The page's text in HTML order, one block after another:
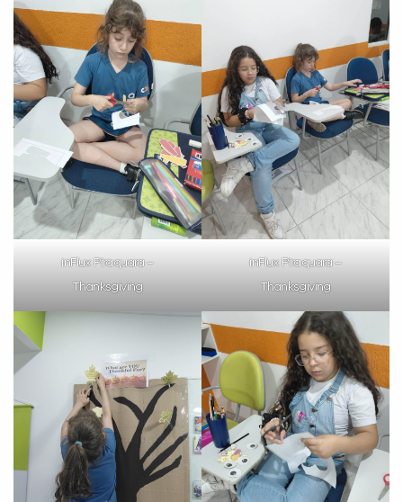
inFlux Piraquara –
Thanksgiving
inFlux Piraquara –
Thanksgiving